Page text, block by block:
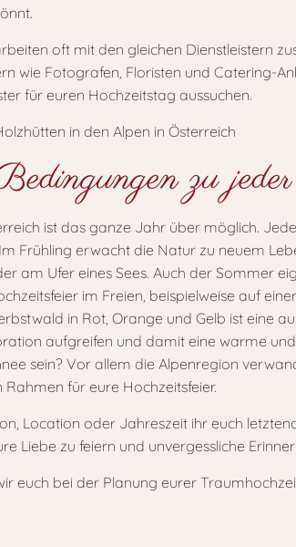
oft mit den gleichen Dienstleistern
wie Fotografen, Floristen und Catering-
für euren Hochzeitstag aussuchen.
zu
ist das ganze Jahr über möglich.
Frühling erwacht die Natur zu neuem
am Ufer eines Sees. Auch der Sommer
im Freien, beispielweise auf
in Rot, Orange und Gelb ist eine
aufgreifen und damit eine warme
sein? Vor allem die Alpenregion
für eure Hochzeitsfeier.
Location oder Jahreszeit ihr euch
Liebe zu feiern und unvergessliche
euch bei der Planung eurer